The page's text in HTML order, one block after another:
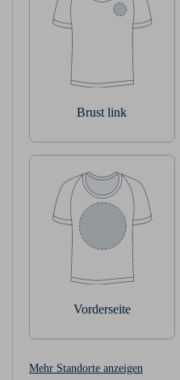
Brust link
Vorderseite
Mehr Standorte anzeigen